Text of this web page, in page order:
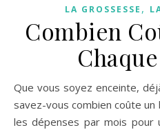
LA GROSSESSE ,
Combien
Que vous soyez enceinte, déjà maman ou en projet bébé,
savez-vous combien coûte
les dépenses par mois pour